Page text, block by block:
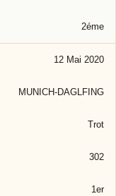
2éme
12 Mai 2020
MUNICH-DAGLFING
Trot
302
1er